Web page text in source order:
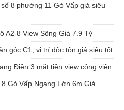
8 phường 11 Gò Vấp giá siêu
A2-8 View Sông Giá 7.9 Tỷ
góc C1, vị trí độc tôn giá siêu tốt
Điền 3 mặt tiền view công viên
Gò Vấp Ngang Lớn 6m Giá